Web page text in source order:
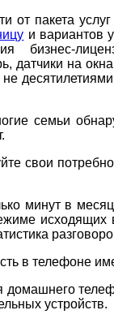
от пакета услуг
и вариантов
бизнес-
датчики на
семьи
свои
минут в
исходящих
в телефоне
домашнего
устройств.